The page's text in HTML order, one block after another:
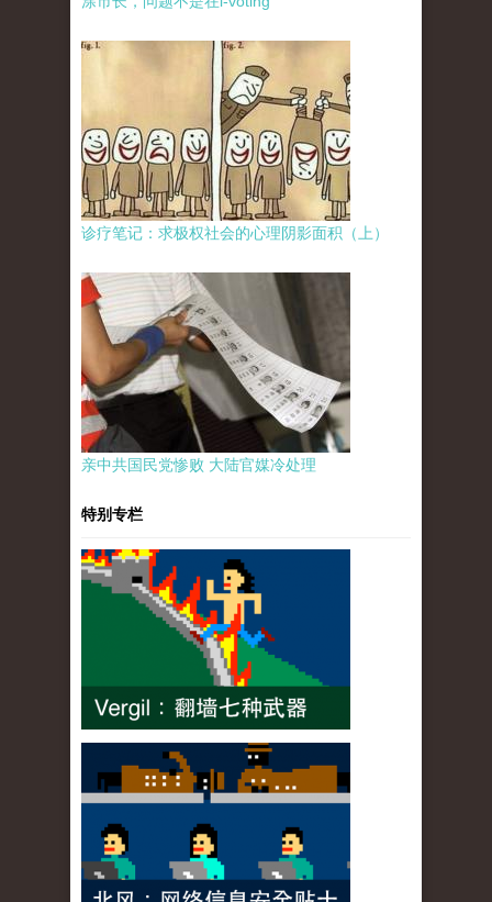
诊疗笔记：求极权社会的心理阴影面积（上）
亲中共国民党惨败 大陆官媒冷处理
特别专栏